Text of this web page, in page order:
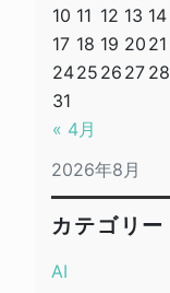
2026年8月
« 4月
10 11 12 13 14
17 18 19 20 21
2425 26 27 28
31
カテゴリー
AI